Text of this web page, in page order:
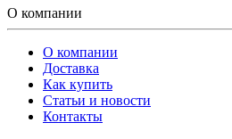
О компании
О компании
Доставка
Как купить
Статьи и новости
Контакты